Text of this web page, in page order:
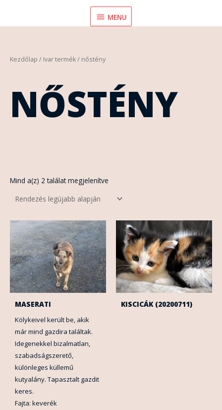
MENU
MENU
Kezdőlap / Ivar termék / nőstény
NŐSTÉNY
Mind a(z) 2 találat megjelenítve
MASERATI
Kölykeivel került be, akik
már mind gazdira találtak.
Idegenekkel bizalmatlan,
szabadságszerető,
különleges küllemű
kutyalány. Tapasztalt gazdit
keres.
Fajta: keverék
KISCICÁK (20200711)